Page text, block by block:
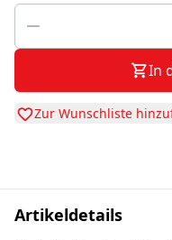
In
Zur Wunschliste
Artikeldetails